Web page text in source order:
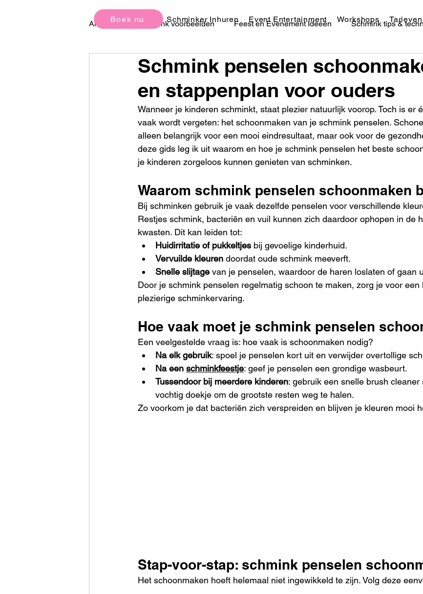
Boek nu Schminker Inhuren Event Entertainment Workshops Tarieven
All Posts Schmink voorbeelden Feest en Evenement Ideeën Schmink tips &
Kinderfeestjes Ideeën en Tips Festival Schmink & Makeup
Schmink penselen
en stappenplan voor ouders
Wanneer je kinderen schminkt, staat plezier natuurlijk voorop. Toch is er
vaak wordt vergeten: het schoonmaken van je schmink penselen.
alleen belangrijk voor een mooi eindresultaat, maar ook voor de
deze gids leg ik uit waarom en hoe je schmink penselen het beste
je kinderen zorgeloos kunnen genieten van schminken.
Waarom schmink penselen schoonmaken
Bij schminken gebruik je vaak dezelfde penselen voor verschillende
Restjes schmink, bacteriën en vuil kunnen zich daardoor ophopen in de
kwasten. Dit kan leiden tot:
Huidirritatie of pukkeltjes bij gevoelige kinderhuid.
Vervuilde kleuren doordat oude schmink meeverft.
Snelle slijtage van je penselen, waardoor de haren loslaten of gaan
Door je schmink penselen regelmatig schoon te maken, zorg je voor een
plezierige schminkervaring.
Hoe vaak moet je schmink penselen
Een veelgestelde vraag is: hoe vaak is schoonmaken nodig?
Na elk gebruik: spoel je penselen kort uit en verwijder overtollige
Na een schminkfeestje: geef je penselen een grondige wasbeurt.
Tussendoor bij meerdere kinderen: gebruik een snelle brush cleaner
vochtig doekje om de grootste resten weg te halen.
Zo voorkom je dat bacteriën zich verspreiden en blijven je kleuren mooi
Stap-voor-stap: schmink penselen
Het schoonmaken hoeft helemaal niet ingewikkeld te zijn. Volg deze